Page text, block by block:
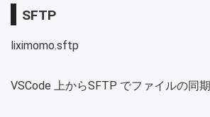
SFTP
liximomo.sftp
VSCode 上からSFTP でファイルの同期